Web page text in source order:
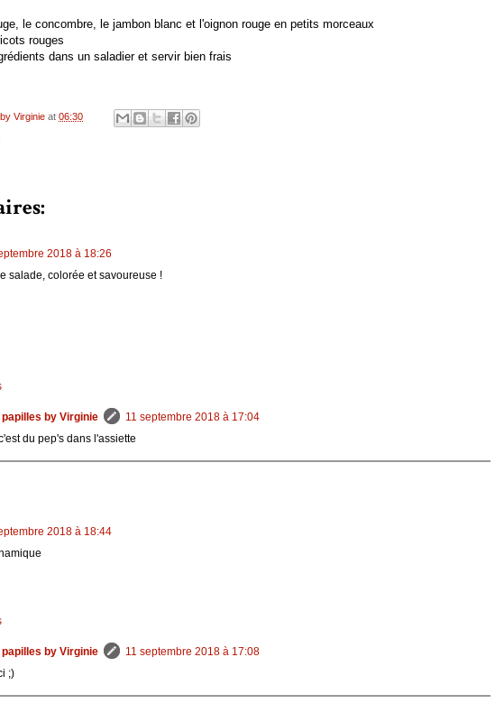
le concombre, le jambon blanc et l'oignon rouge en petits morceaux
rouges
dans un saladier et servir bien frais
Virginie at 06:30
2018 à 18:26
salade, colorée et savoureuse !
by Virginie
11 septembre 2018 à 17:04
du pep's dans l'assiette
2018 à 18:44
by Virginie
11 septembre 2018 à 17:08
;)